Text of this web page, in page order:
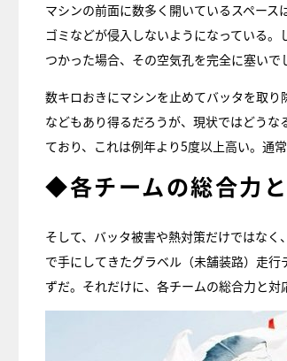
マシンの前面に数多く開いているスペー
ゴミなどが侵入しないようになっている
つかった場合、その空気孔を完全に塞いで
数キロおきにマシンを止めてバッタを取
などもあり得るだろうが、現状ではどう
ており、これは例年より5度以上高い。通
◆各チームの総合力
そして、バッタ被害や熱対策だけではな
で手にしてきたグラベル（未舗装路）走
ずだ。それだけに、各チームの総合力と対